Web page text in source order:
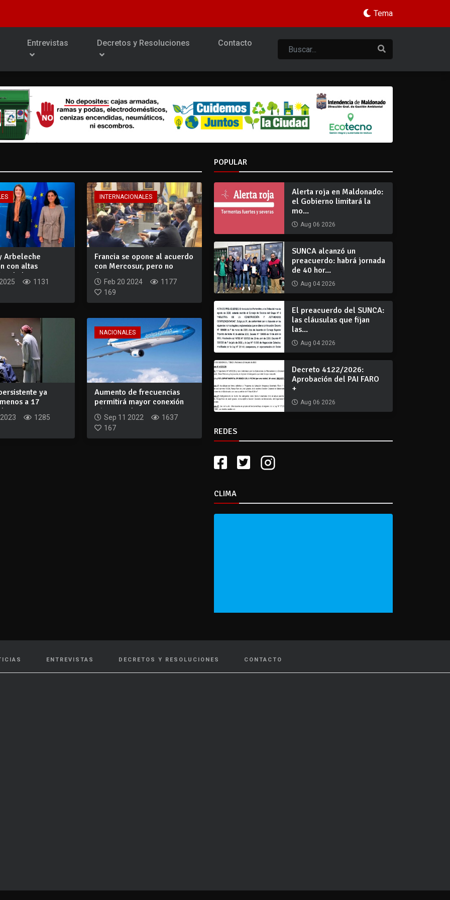
Tema
Entrevistas Decretos y Resoluciones Contacto
Arbeleche
con altas
de la...
1131
INTERNACIONALES
Francia se opone al acuerdo
con Mercosur, pero no
descarta n...
Feb 20 2024
1177
169
ya
a 17
eur...
1285
NACIONALES
Aumento de frecuencias
permitirá mayor conexión
aérea con la...
Sep 11 2022
1637
167
POPULAR
Alerta roja en Maldonado:
el Gobierno limitará la
mo...
Aug 06 2026
SUNCA alcanzó un
preacuerdo: habrá jornada
de 40 hor...
Aug 04 2026
El preacuerdo del SUNCA:
las cláusulas que fijan
las...
Aug 04 2026
Decreto 4122/2026:
Aprobación del PAI FARO
+
Aug 06 2026
REDES
CLIMA
ENTREVISTAS DECRETOS Y RESOLUCIONES CONTACTO